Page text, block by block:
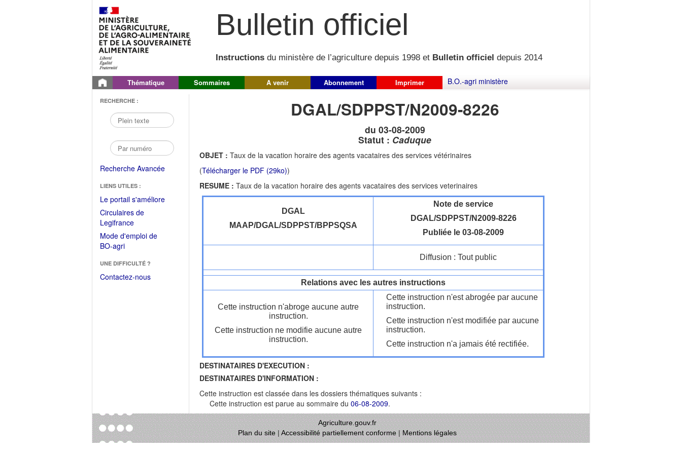
Bulletin officiel
Instructions du ministère de l’agriculture depuis 1998 et Bulletin officiel depuis 2014
Thématique Sommaires A venir Abonnement Imprimer B.O.-agri ministère
RECHERCHE :
Recherche Avancée
LIENS UTILES :
Le portail s'améliore(Fichier
Circulaires de
Legifrance(Ouvrir
dans
une
fenêtre)
Mode d'emploi de
BO-agri(Ouvrir
une
nouvelle
UNE DIFFICULTÉ ?
Contactez-nous
DGAL/SDPPST/N2009-8226
du 03-08-2009
Statut : Caduque
OBJET : Taux de la vacation horaire des agents vacataires des services vétérinaires
(Télécharger le PDF (29ko))
RESUME : Taux de la vacation horaire des agents vacataires des services veterinaires
DGAL
MAAP/DGAL/SDPPST/BPPSQSA
Note de service
DGAL/SDPPST/N2009-8226
Publiée le 03-08-2009
Diffusion : Tout public
Relations avec les autres instructions
Cette instruction n'abroge aucune autre
instruction.
Cette instruction ne modifie aucune autre
instruction.
Cette instruction n'est abrogée par aucune
instruction.
Cette instruction n'est modifiée par aucune
instruction.
Cette instruction n'a jamais été rectifiée.
DESTINATAIRES D'EXECUTION :
DESTINATAIRES D'INFORMATION :
Cette instruction est classée dans les dossiers thématiques suivants :
Cette instruction est parue au sommaire du 06-08-2009.
Agriculture.gouv.fr
Plan du site|Accessibilité partiellement conforme|Mentions légales